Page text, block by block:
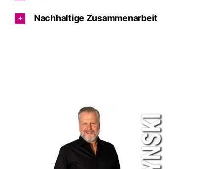
Nachhaltige Zusammenarbeit